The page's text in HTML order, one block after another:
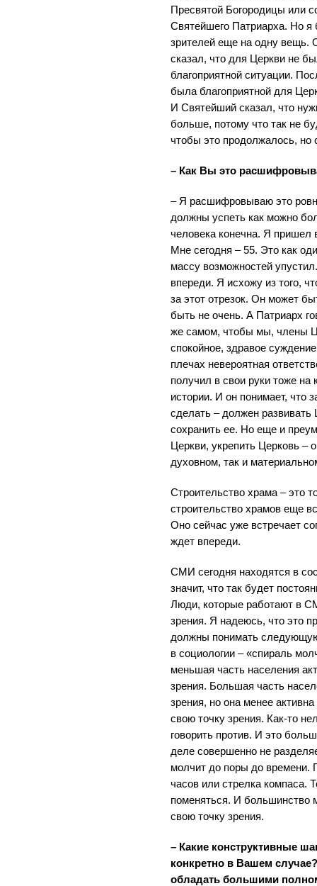
Пресвятой Богородицы или
Святейшего Патриарха. Но
зрителей еще на одну
сказал, что для Церкви не
благоприятной ситуации.
была благоприятной для
И Святейший сказал, что
больше, потому что так не
чтобы это продолжалось, но
– Как Вы это
– Я расшифровываю это
должны успеть как можно
человека конечна. Я пришел
Мне сегодня – 55. Это как
массу возможностей
впереди. Я исхожу из того,
за этот отрезок. Он может
быть не очень. А Патриарх
же самом, чтобы мы, члены
спокойное, здравое
плечах невероятная
получил в свои руки тоже на
истории. И он понимает, что
сделать – должен
сохранить ее. Но еще и
Церкви, укрепить Церковь –
духовном, так и
Строительство храма – это
строительство храмов еще
Оно сейчас уже встречает
ждет впереди.
СМИ сегодня находятся в
значит, что так будет
Люди, которые работают в
зрения. Я надеюсь, что это
должны понимать
в социологии – «спираль
меньшая часть населения
зрения. Большая часть
зрения, но она менее
свою точку зрения. Как-то
говорить против. И это
деле совершенно не
молчит до поры до времени.
часов или стрелка компаса.
поменяться. И большинство
свою точку зрения.
– Какие конструктивные
конкретно в Вашем
обладать большими